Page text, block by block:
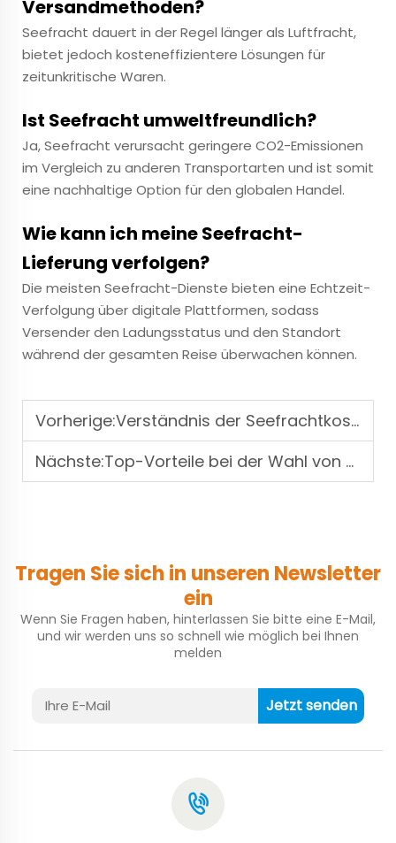
Versandmethoden?
Seefracht dauert in der Regel länger als Luftfracht,
bietet jedoch kosteneffizientere Lösungen für
zeitunkritische Waren.
Ist Seefracht umweltfreundlich?
Ja, Seefracht verursacht geringere CO2-Emissionen
im Vergleich zu anderen Transportarten und ist somit
eine nachhaltige Option für den globalen Handel.
Wie kann ich meine Seefracht-
Lieferung verfolgen?
Die meisten Seefracht-Dienste bieten eine Echtzeit-
Verfolgung über digitale Plattformen, sodass
Versender den Ladungsstatus und den Standort
während der gesamten Reise überwachen können.
Vorherige:Verständnis der Seefrachtkosten und wie Sie Ihr Versandbudget optimieren können
Nächste:Top-Vorteile bei der Wahl von Seefracht für große Ladungssendungen
Tragen Sie sich in unseren Newsletter
ein
Wenn Sie Fragen haben, hinterlassen Sie bitte eine E-Mail,
und wir werden uns so schnell wie möglich bei Ihnen
melden
Jetzt senden